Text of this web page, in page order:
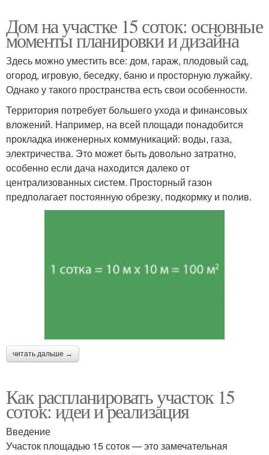
Дом на участке 15 соток: основные
моменты планировки и дизайна
Здесь можно уместить все: дом, гараж, плодовый сад,
огород, игровую, беседку, баню и просторную лужайку.
Однако у такого пространства есть свои особенности.
Территория потребует большего ухода и финансовых
вложений. Например, на всей площади понадобится
прокладка инженерных коммуникаций: воды, газа,
электричества. Это может быть довольно затратно,
особенно если дача находится далеко от
централизованных систем. Просторный газон
предполагает постоянную обрезку, подкормку и полив.
читать дальше →
Как распланировать участок 15
соток: идеи и реализация
Введение
Участок площадью 15 соток — это замечательная